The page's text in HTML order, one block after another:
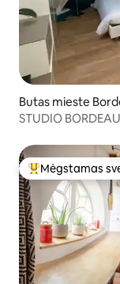
Butas mieste
STUDIO
Svečių
Mėgstamas